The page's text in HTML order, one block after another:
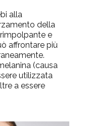
alla
della
e
affrontare più
(causa
utilizzata
a essere